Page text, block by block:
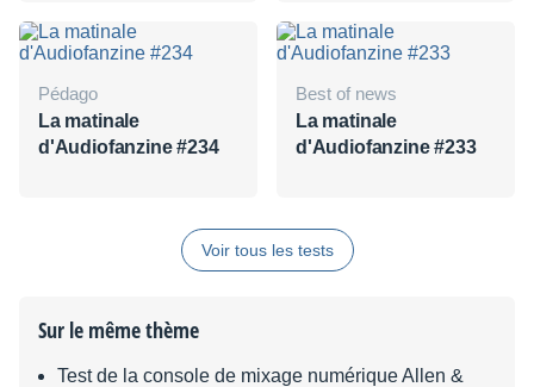
Pédago
La matinale
d'Audiofanzine #234
Best of news
La matinale
d'Audiofanzine #233
Voir tous les tests
Sur le même thème
Test de la console de mixage numérique Allen &